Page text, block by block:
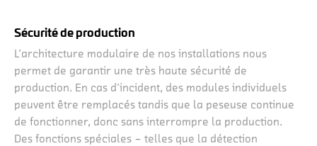
Sécurité de production
L’architecture modulaire de nos installations nous
permet de garantir une très haute sécurité de
production. En cas d’incident, des modules individuels
peuvent être remplacés tandis que la peseuse continue
de fonctionner, donc sans interrompre la production.
Des fonctions spéciales – telles que la détection